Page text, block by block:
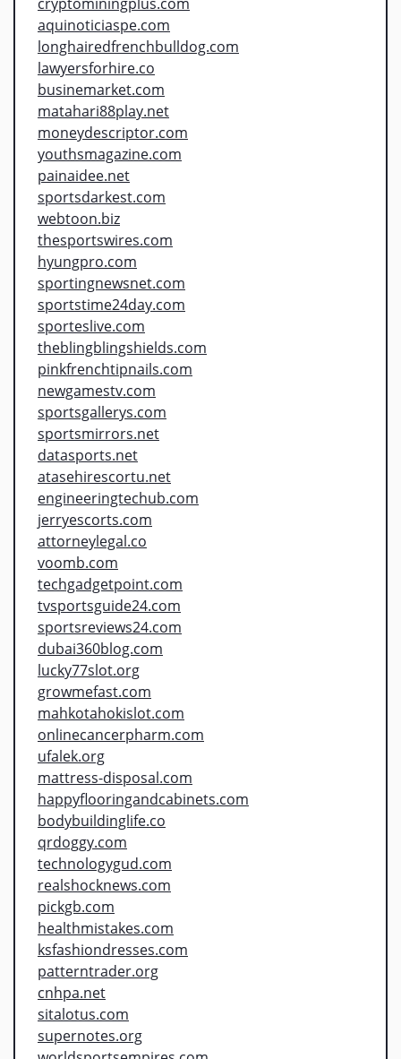
aquinoticiaspe.com
longhairedfrenchbulldog.com
lawyersforhire.co
businemarket.com
matahari88play.net
moneydescriptor.com
youthsmagazine.com
painaidee.net
sportsdarkest.com
webtoon.biz
thesportswires.com
hyungpro.com
sportingnewsnet.com
sportstime24day.com
sporteslive.com
theblingblingshields.com
pinkfrenchtipnails.com
newgamestv.com
sportsgallerys.com
sportsmirrors.net
datasports.net
atasehirescortu.net
engineeringtechub.com
jerryescorts.com
attorneylegal.co
voomb.com
techgadgetpoint.com
tvsportsguide24.com
sportsreviews24.com
dubai360blog.com
lucky77slot.org
growmefast.com
mahkotahokislot.com
onlinecancerpharm.com
ufalek.org
mattress-disposal.com
happyflooringandcabinets.com
bodybuildinglife.co
qrdoggy.com
technologygud.com
realshocknews.com
pickgb.com
healthmistakes.com
ksfashiondresses.com
patterntrader.org
cnhpa.net
sitalotus.com
supernotes.org